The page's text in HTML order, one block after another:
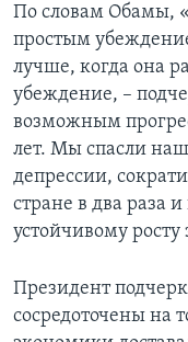
По словам Обамы,
простым
лучше, когда она
убеждение, –
возможным
лет. Мы спасли
депрессии,
стране в два раза
устойчивому росту
Президент
сосредоточены на